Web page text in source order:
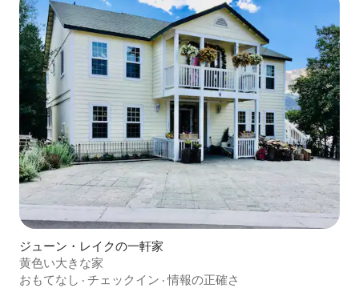
ジューン・レイクの一軒家
黄色い大きな家
おもてなし · チェックイン ·情報の正確さ